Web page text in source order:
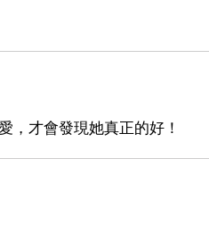
，才會發現她真正的好！